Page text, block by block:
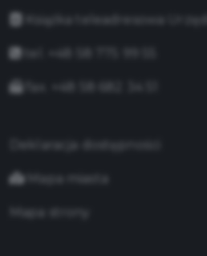
Książka teleadresowa
Deklaracja dostępności
Mapa miasta
Mapa strony